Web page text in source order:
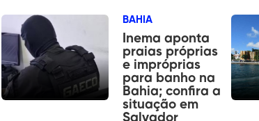
BAHIA
Inema aponta
praias próprias
e impróprias
para banho na
Bahia; confira a
situação em
Salvador